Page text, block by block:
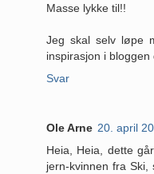
Masse lykke til!!
Jeg skal selv løpe
inspirasjon i bloggen
Svar
Ole Arne 20. april
Heia, Heia, dette
jern-kvinnen fra